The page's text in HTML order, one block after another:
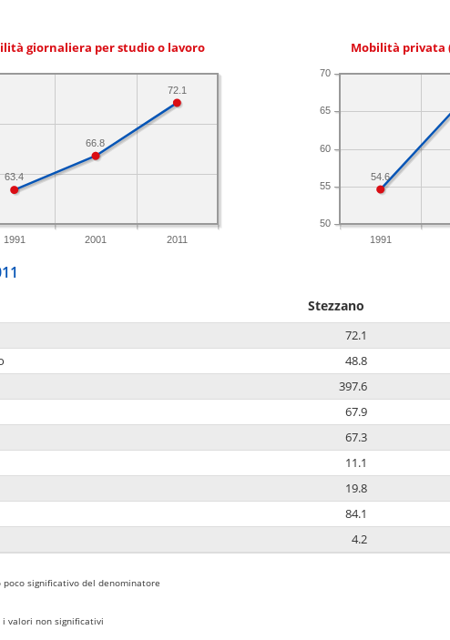
giornaliera per studio o lavoro
1991 2001 2011
72.1
66.8
63.4
Mobilità privata
1991
50
55
60
65
70
54.6
Stezzano
72.1
48.8
397.6
67.9
67.3
11.1
19.8
84.1
4.2
significativo del denominatore
i valori non significativi